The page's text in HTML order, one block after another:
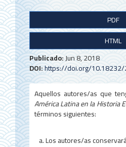
B
a
r
r
a
l
a
t
PDF
HTML
Publicado:Jun 8, 2018
DOI:https://doi.org/
Aquellos autores/as que
América Latina en la Historia
términos siguientes:
Los autores/as